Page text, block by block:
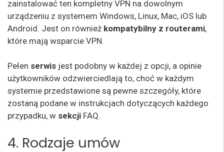
zainstalować ten kompletny VPN na dowolnym
urządzeniu z systemem Windows, Linux, Mac, iOS lub
Android. Jest on również kompatybilny z routerami,
które mają wsparcie VPN.
Pełen serwis jest podobny w każdej z opcji, a opinie
użytkowników odzwierciedlają to, choć w każdym
systemie przedstawione są pewne szczegóły, które
zostaną podane w instrukcjach dotyczących każdego
przypadku, w sekcji FAQ.
4. Rodzaje umów